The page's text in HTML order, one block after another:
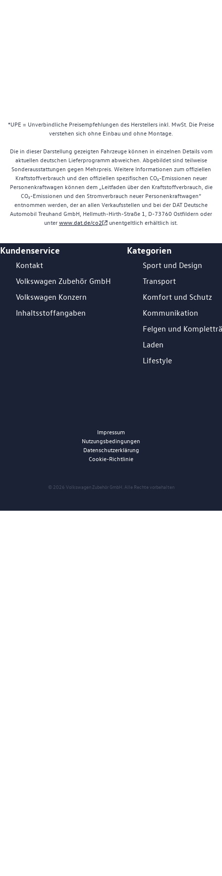
*UPE = Unverbindliche Preisempfehlungen des Herstellers inkl. MwSt. Die Preise
verstehen sich ohne Einbau und ohne Montage.
Die in dieser Darstellung gezeigten Fahrzeuge können in einzelnen Details vom
aktuellen deutschen Lieferprogramm abweichen. Abgebildet sind teilweise
Sonderausstattungen gegen Mehrpreis. Weitere Informationen zum offiziellen
Kraftstoffverbrauch und den offiziellen spezifischen CO₂-Emissionen neuer
Personenkraftwagen können dem „Leitfaden über den Kraftstoffverbrauch, die
CO₂-Emissionen und den Stromverbrauch neuer Personenkraftwagen“
entnommen werden, der an allen Verkaufsstellen und bei der DAT Deutsche
Automobil Treuhand GmbH, Hellmuth-Hirth-Straße 1, D-73760 Ostfildern oder
unterwww.dat.de/co2 unentgeltlich erhältlich ist.
Footer Teaser
Kundenservice
Kontakt
Volkswagen Zubehör GmbH
Volkswagen Konzern
Inhaltsstoffangaben
Kategorien
Sport und Design
Transport
Komfort und Schutz
Kommunikation
Felgen und
Laden
Lifestyle
© 2026 Volkswagen Zubehör GmbH. Alle Rechte vorbehalten
Impressum
Nutzungsbedingungen
Datenschutzerklärung
Cookie-Richtlinie